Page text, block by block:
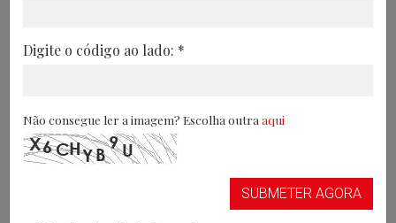
16/06/2026
Digite o código ao lado: *
Não consegue ler a imagem? Escolha outra aqui
SUBMETER AGORA